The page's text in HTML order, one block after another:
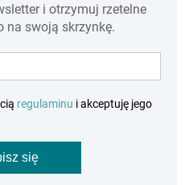
i otrzymuj rzetelne
na swoją skrzynkę.
regulaminu i akceptuję jego
się